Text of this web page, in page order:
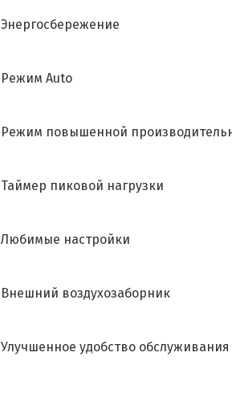
Энергосбережение
Режим Auto
Режим повышенной
Таймер пиковой нагрузки
Любимые настройки
Внешний воздухозаборник
Улучшенное удобство обслуживания